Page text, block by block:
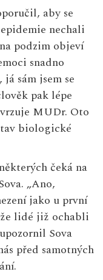
aby se
nechali
podzim objeví
snadno
sám jsem se
pak lépe
MUDr. Oto
biologické
čeká na
„Ano,
jako u první
lidé již ochabli
Sova
před samotných